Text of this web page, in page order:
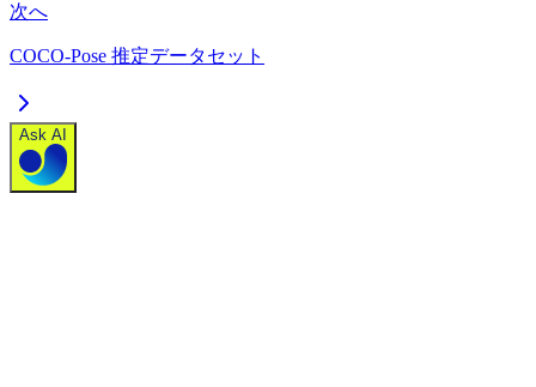
次へ
COCO-Pose 推定データセット
Ask AI